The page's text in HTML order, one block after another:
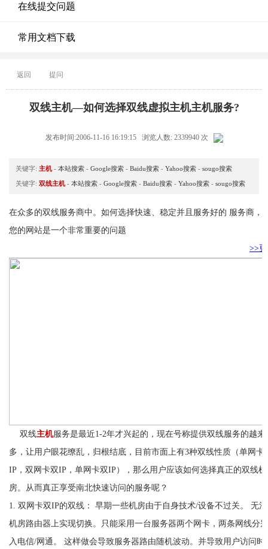
在线提交问题
常用文档下载
返回 提问
双线主机—如何选择双线虚拟主机主机服务?
发布时间:2006-11-16 16:19:15 浏览人数: 2339940 次
关键字: 主机 - 本站搜索 - Google搜索 - Baidu搜索 - Yahoo搜索 - sougo搜索
关键字: 双线主机 - 本站搜索 - Google搜索 - Baidu搜索 - Yahoo搜索 - sougo搜索
在众多的双线服务商中。如何选择快速、稳定并且服务好的 服务商，
您的网站是一个非常重要的问题
>>
双线主机服务是最近1-2年才兴起的，现在号称提供双线服务的越来
多，让用户眼花缭乱，归根结底，目前市面上有3种双线性质（单网卡
IP，双网卡双IP，单网卡双IP），那么用户应该如何选择真正的双线机
房。从而真正享受南北快速访问的服务呢？
1. 双网卡双IP的双线： 早期一些机房由于自身技术/设备不过关。 无
机房路由器上实现切换。只能采用一台服务器两个网卡，两条网线分
入电信/网通。 这样做会导致服务器路由随机波动。并导致用户访问时